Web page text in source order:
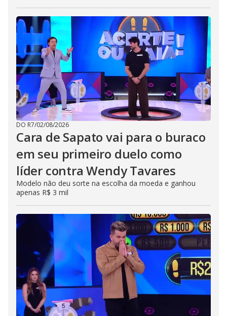
DO R7/02/08/2026
Cara de Sapato vai para o buraco
em seu primeiro duelo como
líder contra Wendy Tavares
Modelo não deu sorte na escolha da moeda e ganhou
apenas R$ 3 mil